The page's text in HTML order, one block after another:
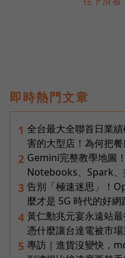
即時熱門文章
1 全台最大全聯首日業
害的大型店！為何把
2 Gemini完整教學地圖
Notebooks、Spark、
3 告別「極速迷思」！
麼才是 5G 時代的好網
4 黃仁勳兆元宴永遠站
憑什麼讓台達電被市
5 專訪｜進貨沒變快，